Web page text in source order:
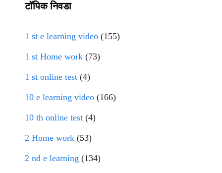
टॉपिक निवडा
1 st e learning video (155)
1 st Home work (73)
1 st online test (4)
10 e learning video (166)
10 th online test (4)
2 Home work (53)
2 nd e learning (134)